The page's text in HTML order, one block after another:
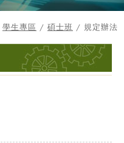
學生專區 / 碩士班 / 規定辦法